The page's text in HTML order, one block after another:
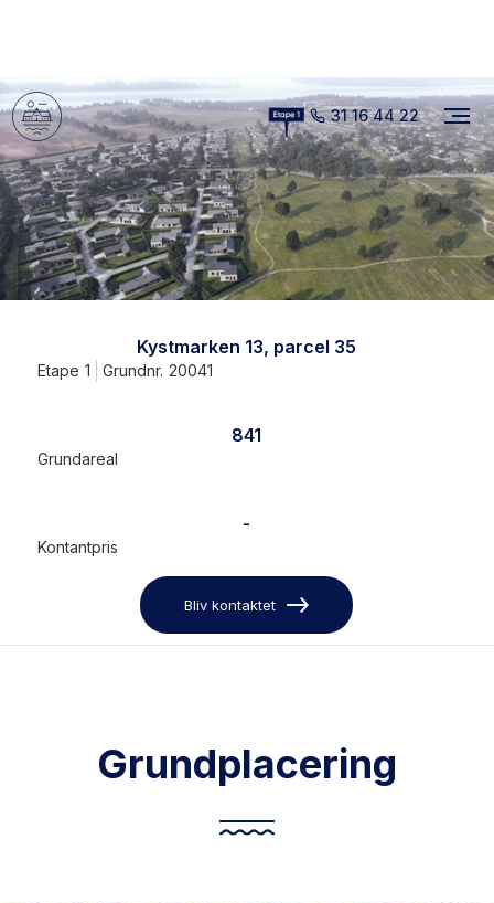
31 16 44 22
Kystmarken 13, parcel 35
Etape 1 Grundnr. 20041
841
Grundareal
-
Kontantpris
Bliv kontaktet
Grundplacering